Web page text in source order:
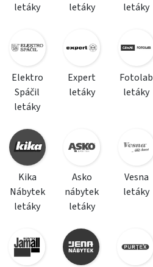
letáky
letáky
letáky
Elektro
Spáčil
letáky
Expert
letáky
Fotolab
letáky
Kika
Nábytek
letáky
Asko
nábytek
letáky
Vesna
letáky